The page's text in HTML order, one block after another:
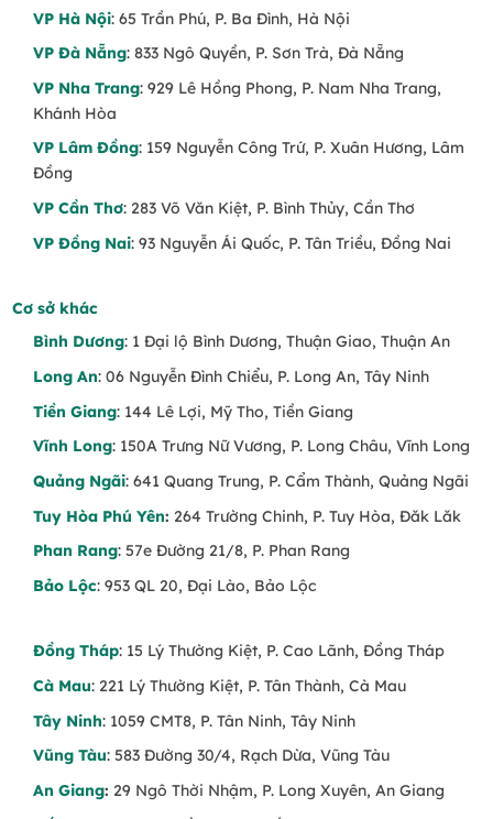
VP Hà Nội: 65 Trần Phú, P. Ba Đình, Hà Nội
VP Đà Nẵng: 833 Ngô Quyền, P. Sơn Trà, Đà Nẵng
VP Nha Trang: 929 Lê Hồng Phong, P. Nam Nha Trang,
Khánh Hòa
VP Lâm Đồng: 159 Nguyễn Công Trứ, P. Xuân Hương, Lâm
Đồng
VP Cần Thơ: 283 Võ Văn Kiệt, P. Bình Thủy, Cần Thơ
VP Đồng Nai: 93 Nguyễn Ái Quốc, P. Tân Triều, Đồng Nai
Cơ sở khác
Bình Dương: 1 Đại lộ Bình Dương, Thuận Giao, Thuận An
Long An: 06 Nguyễn Đình Chiểu, P. Long An, Tây Ninh
Tiền Giang: 144 Lê Lợi, Mỹ Tho, Tiền Giang
Vĩnh Long: 150A Trưng Nữ Vương, P. Long Châu, Vĩnh Long
Quảng Ngãi: 641 Quang Trung, P. Cẩm Thành, Quảng Ngãi
Tuy Hòa Phú Yên: 264 Trường Chinh, P. Tuy Hòa, Đăk Lăk
Phan Rang: 57e Đường 21/8, P. Phan Rang
Bảo Lộc: 953 QL 20, Đại Lào, Bảo Lộc
Đồng Tháp: 15 Lý Thường Kiệt, P. Cao Lãnh, Đồng Tháp
Cà Mau: 221 Lý Thường Kiệt, P. Tân Thành, Cà Mau
Tây Ninh: 1059 CMT8, P. Tân Ninh, Tây Ninh
Vũng Tàu: 583 Đường 30/4, Rạch Dừa, Vũng Tàu
An Giang: 29 Ngô Thời Nhậm, P. Long Xuyên, An Giang